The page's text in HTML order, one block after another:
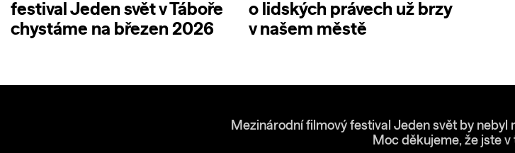
festival Jeden svět v Táboře
chystáme na březen 2026
o lidských právech už brzy
v našem městě
Mezinárodní filmový festival Jeden svět by
Moc děkujeme, že jste v